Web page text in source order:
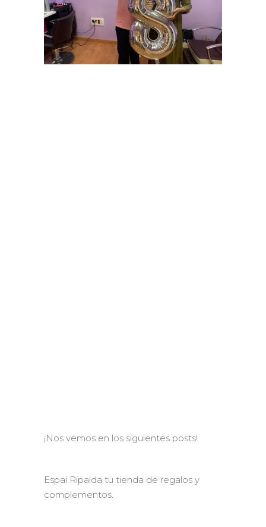
¡Nos vemos en los siguientes posts!
Espai Ripalda tu tienda de regalos y
complementos.